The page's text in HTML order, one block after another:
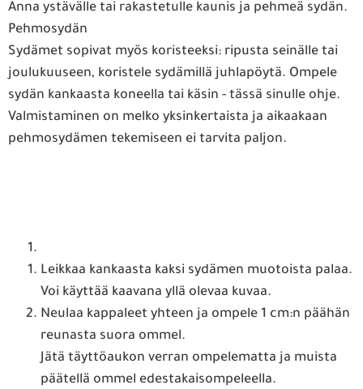
Anna ystävälle tai rakastetulle kaunis ja pehmeä sydän.
Pehmosydän
Sydämet sopivat myös koristeeksi: ripusta seinälle tai
joulukuuseen, koristele sydämillä juhlapöytä. Ompele
sydän kankaasta koneella tai käsin - tässä sinulle ohje.
Valmistaminen on melko yksinkertaista ja aikaakaan
pehmosydämen tekemiseen ei tarvita paljon.
Leikkaa kankaasta kaksi sydämen muotoista palaa.
Voi käyttää kaavana yllä olevaa kuvaa.
Neulaa kappaleet yhteen ja ompele 1 cm:n päähän
reunasta suora ommel.
Jätä täyttöaukon verran ompelematta ja muista
päätellä ommel edestakaisompeleella.